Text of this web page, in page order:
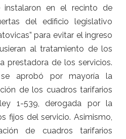
en el recinto de
del edificio legislativo
para evitar el ingreso
al tratamiento de los
prestadora de los servicios.
aprobó por mayoría la
de los cuadros tarifarios
1-539, derogada por la
fijos del servicio. Asimismo,
de cuadros tarifarios